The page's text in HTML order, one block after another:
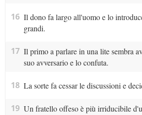
16 Il dono fa largo all'uomo e lo
grandi.
17 Il primo a parlare in una lite sembra
suo avversario e lo confuta.
18 La sorte fa cessar le discussioni e
19 Un fratello offeso è più irriducibile